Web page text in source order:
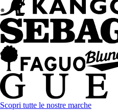
Scopri tutte le nostre marche